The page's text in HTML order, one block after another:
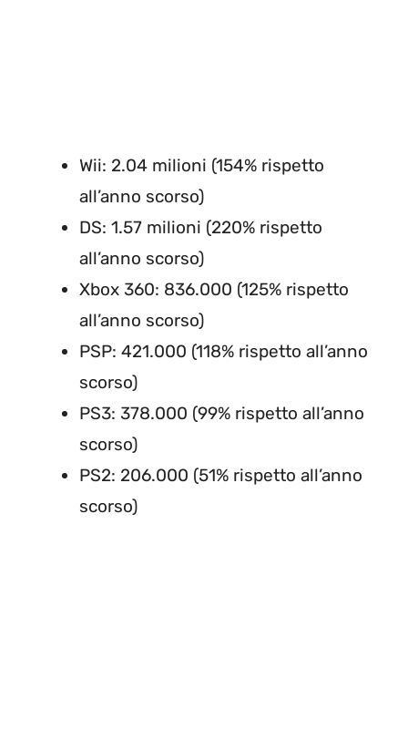
Wii: 2.04 milioni (154% rispetto
all’anno scorso)
DS: 1.57 milioni (220% rispetto
all’anno scorso)
Xbox 360: 836.000 (125% rispetto
all’anno scorso)
PSP: 421.000 (118% rispetto all’anno
scorso)
PS3: 378.000 (99% rispetto all’anno
scorso)
PS2: 206.000 (51% rispetto all’anno
scorso)